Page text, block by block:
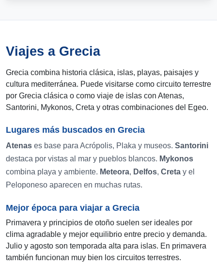
Viajes a Grecia
Grecia combina historia clásica, islas, playas, paisajes y
cultura mediterránea. Puede visitarse como circuito terrestre
por Grecia clásica o como viaje de islas con Atenas,
Santorini, Mykonos, Creta y otras combinaciones del Egeo.
Lugares más buscados en Grecia
Atenas es base para Acrópolis, Plaka y museos. Santorini
destaca por vistas al mar y pueblos blancos. Mykonos
combina playa y ambiente. Meteora, Delfos, Creta y el
Peloponeso aparecen en muchas rutas.
Mejor época para viajar a Grecia
Primavera y principios de otoño suelen ser ideales por
clima agradable y mejor equilibrio entre precio y demanda.
Julio y agosto son temporada alta para islas. En primavera
también funcionan muy bien los circuitos terrestres.